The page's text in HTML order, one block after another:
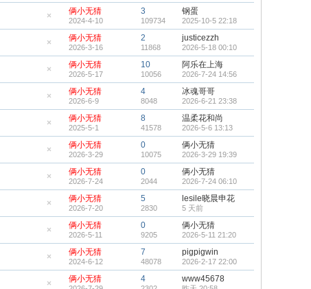
藏
置
帖
藏
置
帖
俩小无猜
2024-4-10
3
109734
钢蛋
2025-10-5 22:18
藏
置
帖
俩小无猜
2026-3-16
2
11868
justicezzh
2026-5-18 00:10
藏
置
帖
俩小无猜
2026-5-17
10
10056
阿乐在上海
2026-7-24 14:56
藏
置
帖
俩小无猜
2026-6-9
4
8048
冰魂哥哥
2026-6-21 23:38
藏
置
帖
俩小无猜
2025-5-1
8
41578
温柔花和尚
2026-5-6 13:13
藏
置
帖
俩小无猜
2026-3-29
0
10075
俩小无猜
2026-3-29 19:39
藏
置
帖
俩小无猜
2026-7-24
0
2044
俩小无猜
2026-7-24 06:10
藏
置
帖
俩小无猜
2026-7-20
5
2830
lesile晓晨申花
5 天前
藏
置
帖
俩小无猜
2026-5-11
0
9205
俩小无猜
2026-5-11 21:20
藏
置
俩小无猜
2024-6-12
7
48078
pigpigwin
2026-2-17 22:00
俩小无猜 4 www45678